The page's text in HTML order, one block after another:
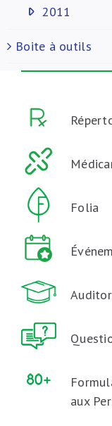
2011
Boite à outils
Folia
aux